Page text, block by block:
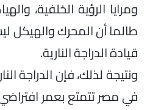
ومرايا الرؤية الخلفية،
طالما أن المحرك والهيكل
قيادة الدراجة النارية.
ونتيجة لذلك، فإن الدراجة
في مصر تتمتع بعمر